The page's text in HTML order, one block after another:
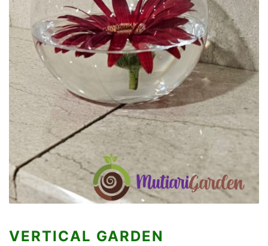
VERTICAL GARDEN